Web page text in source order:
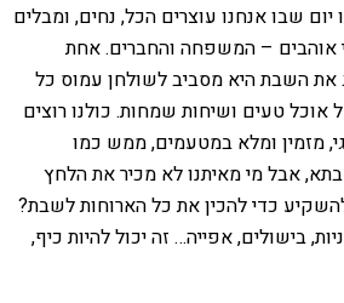
שבו אנחנו עוצרים הכל, נחים, ומבלים
אוהבים – המשפחה והחברים. אחת
את השבת היא מסביב לשולחן עמוס כל
אוכל טעים ושיחות שמחות. כולנו רוצים
מזמין ומלא במטעמים, ממש כמו
אבל מי מאיתנו לא מכיר את הלחץ
כדי להכין את כל הארוחות לשבת?
בישולים, אפייה… זה יכול להיות כיף,